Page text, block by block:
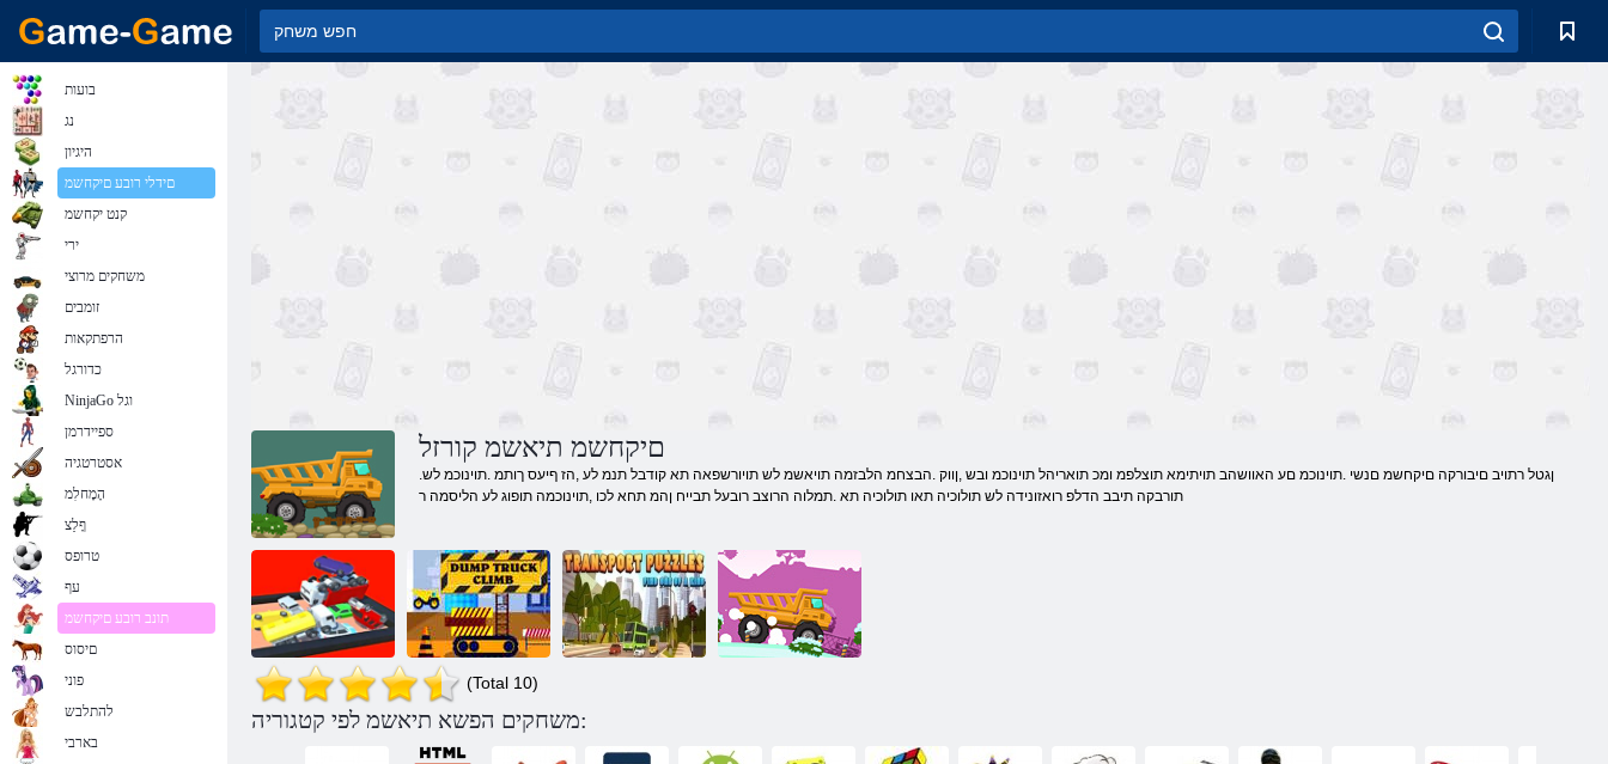
םיקחשמ תיאשמ קורזל
.ןגטל רתויב םיבורקה םיקחשמ םנשי .תוינוכמ םע האוושהב תויתימא תוצלפמ ומכ תואריהל תוינוכמ ובש ,ןווק .הבצחמ הלבזמה תויאשמ לש תויורשפאה תא קודבל תנמ לע ,הז ףיעס ךותמ .תוינוכמ לש
תורבקה תיבב הדלפ רואזונידה לש תולוכיה תאו תולוכיה תא .תמלוה הרוצב רובעל תבייח ןהמ תחא לכו ,תוינוכמה תופוג לע הליסמה ר
2048 תיטמוטוא
Dump תיאשמ
(Total 10)
משחקים הפשא תיאשמ לפי קטגוריה:
בועות
נג
היגיון
םידלי רובע םיקחשמ
קנט יקחשמ
ירי
משחקים מרוצי
זומבים
הרפתקאות
כדורגל
NinjaGo וגל
ספיידרמן
אסטרטגיה
הָמָחלִמ
ףָלַצ
טרופס
עף
תונב רובע םיקחשמ
םיסוס
פוני
להתלבש
בארבי